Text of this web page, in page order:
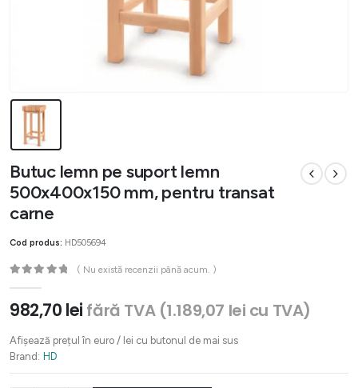
Butuc lemn pe suport lemn
500x400x150 mm, pentru transat
carne
Cod produs: HD505694
( Nu există recenzii până acum. )
982,70 lei fără TVA (1.189,07 lei cu TVA)
Afișează prețul în euro / lei cu butonul de mai sus
Brand: HD